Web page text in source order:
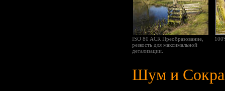
ISO 80 ACR Преобразование,
резкость для максимальной
детализации.
Шум и